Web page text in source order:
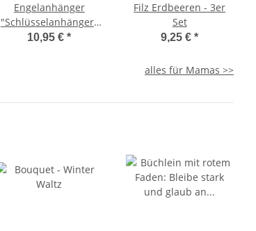
Engelanhänger
"Schlüsselanhänger"
gold
10,95 €*
Filz Erdbeeren - 3er
Set
9,25 €*
alles für Mamas >>